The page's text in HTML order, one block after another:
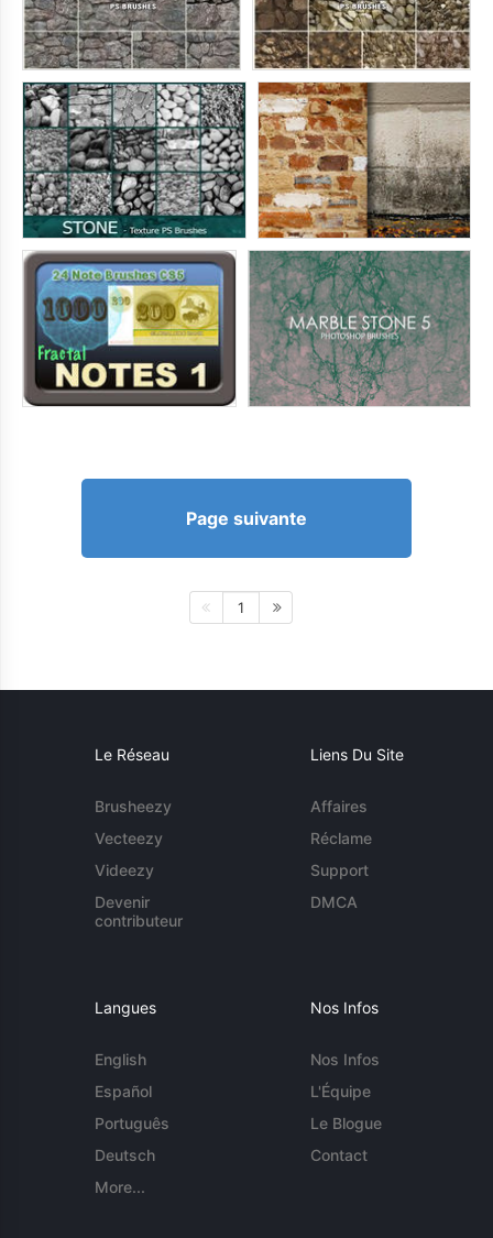
Page suivante
1
Le Réseau
Brusheezy
Vecteezy
Videezy
Devenir
contributeur
Liens Du Site
Affaires
Réclame
Support
DMCA
Langues
English
Español
Português
Deutsch
More...
Nos Infos
Nos Infos
L'Équipe
Le Blogue
Contact